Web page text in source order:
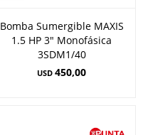
Bomba Sumergible MAXIS
1.5 HP 3" Monofásica
3SDM1/40
USD 450,00